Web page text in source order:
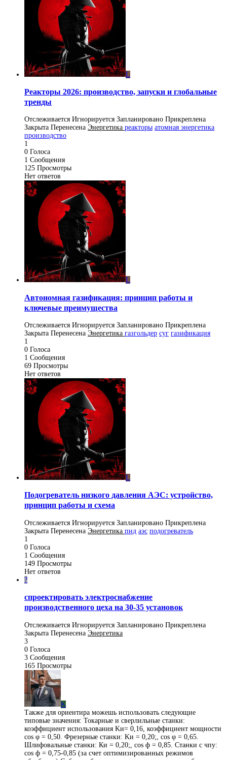
L
Реакторы 2026: производство, запуски и глобальные
тренды
Отслеживается Игнорируется Запланировано Прикреплена
Закрыта Перенесена Энергетика реакторы атомная энергетика
производство
1
0 Голоса
1 Сообщения
125 Просмотры
Нет ответов
L
Автономная газификация: принцип работы и
ключевые преимущества
Отслеживается Игнорируется Запланировано Прикреплена
Закрыта Перенесена Энергетика газгольдер суг газификация
1
0 Голоса
1 Сообщения
69 Просмотры
Нет ответов
L
Подогреватель низкого давления АЭС: устройство,
принцип работы и схема
Отслеживается Игнорируется Запланировано Прикреплена
Закрыта Перенесена Энергетика пнд аэс подогреватель
1
0 Голоса
1 Сообщения
149 Просмотры
Нет ответов
?
спроектировать электроснабжение
производственного цеха на 30-35 установок
Отслеживается Игнорируется Запланировано Прикреплена
Закрыта Перенесена Энергетика
3
0 Голоса
3 Сообщения
165 Просмотры
K
Также для ориентира можешь использовать следующие
типовые значения: Токарные и сверлильные станки:
коэффициент использования Kи= 0,16, коэффициент мощности
cos φ = 0,50. Фрезерные станки: Kи = 0,20;, cos φ = 0,65.
Шлифовальные станки: Ки = 0,20;, cos ф = 0,85. Станки с чпу:
cos ф = 0,75-0,85 (за счет оптимизированных режимов